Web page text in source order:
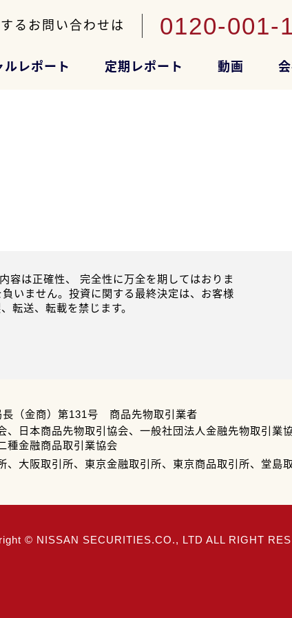
るお問い合わせは 0120-001-
ルレポート 定期レポート 動画
容は正確性、 完全性に万全を期してはおりま
いません。投資に関する最終決定は、お客様
転送、転載を禁じます。
（金商）第131号 商品先物取引業者
、日本商品先物取引協会、一般社団法人金融先物取引業
種金融商品取引業協会
、大阪取引所、東京金融取引所、東京商品取引所、堂島
© NISSAN SECURITIES.CO., LTD ALL RIGHT